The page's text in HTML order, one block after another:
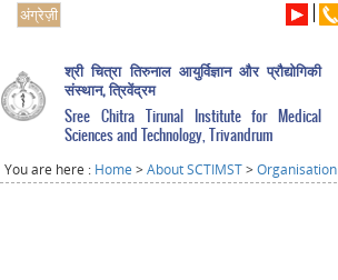
अंग्रेज़ी
श्री चित्रा तिरुनाल आयुर्विज्ञान और प्रौद्योगिकी
संस्थान, त्रिवेंद्रम
Sree Chitra Tirunal Institute for Medical
Sciences and Technology, Trivandrum
You are here : Home >About SCTIMST>Organisation